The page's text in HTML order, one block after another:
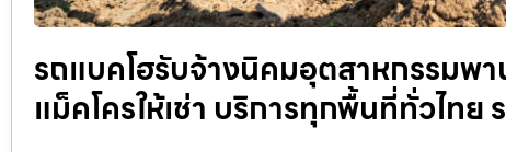
รถแบคโฮรับจ้างนิคมอุตสาหกรรมพ
แม็คโครให้เช่า บริการทุกพื้นที่ทั่วไทย